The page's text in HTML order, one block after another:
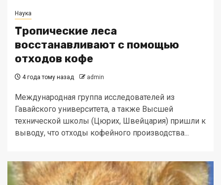
Наука
Тропические леса
восстанавливают с помощью
отходов кофе
4 года тому назад admin
Международная группа исследователей из
Гавайского университета, а также Высшей
технической школы (Цюрих, Швейцария) пришли к
выводу, что отходы кофейного производства...